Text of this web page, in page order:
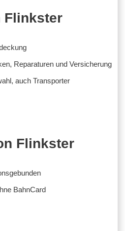
Flinkster
Reparaturen und Versicherung
auch Transporter
Flinkster
BahnCard